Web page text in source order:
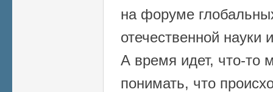
на форуме
отечественной науки
А время идет, что-то
понимать, что